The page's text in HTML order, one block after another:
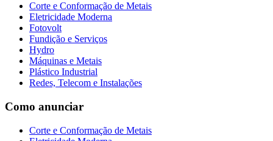
Corte e Conformação de Metais
Eletricidade Moderna
Fotovolt
Fundição e Serviços
Hydro
Máquinas e Metais
Plástico Industrial
Redes, Telecom e Instalações
Como anunciar
Corte e Conformação de Metais